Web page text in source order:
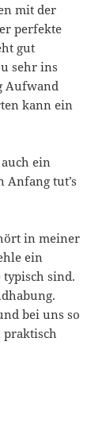
mit der
perfekte
gut
sehr ins
Aufwand
kann ein
ein
Anfang tut’s
in meiner
ein
typisch sind.
bei uns so
praktisch